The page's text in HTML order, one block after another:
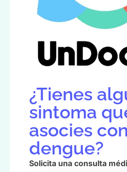
¿Tienes
sintoma
asocies con
dengue?
Solicita una consulta